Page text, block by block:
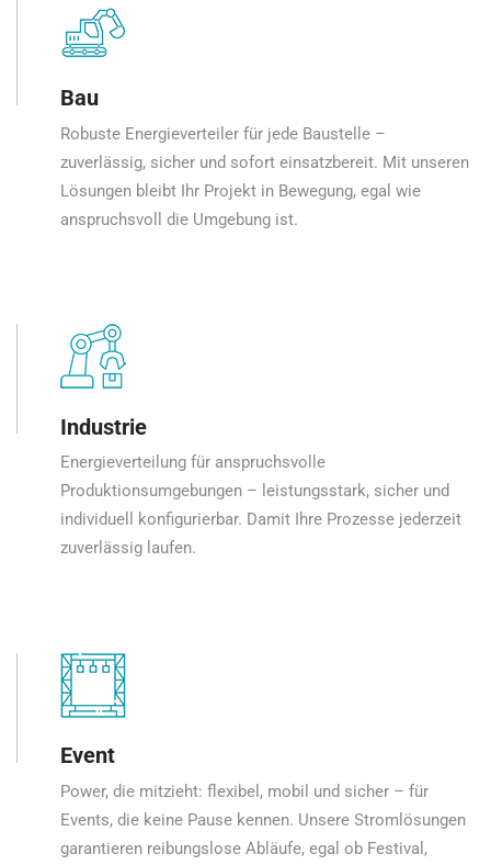
Bau
Robuste Energieverteiler für jede Baustelle –
zuverlässig, sicher und sofort einsatzbereit. Mit unseren
Lösungen bleibt Ihr Projekt in Bewegung, egal wie
anspruchsvoll die Umgebung ist.
Industrie
Energieverteilung für anspruchsvolle
Produktionsumgebungen – leistungsstark, sicher und
individuell konfigurierbar. Damit Ihre Prozesse jederzeit
zuverlässig laufen.
Event
Power, die mitzieht: flexibel, mobil und sicher – für
Events, die keine Pause kennen. Unsere Stromlösungen
garantieren reibungslose Abläufe, egal ob Festival,